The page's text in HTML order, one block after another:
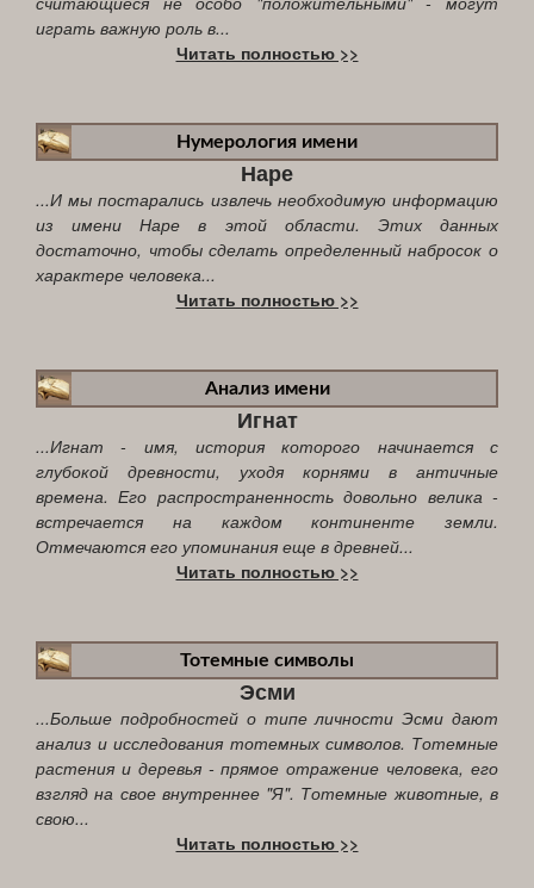
играть важную роль в...
Читать полностью >>
Нумерология имени
Наре
...И мы постарались извлечь необходимую информацию
из имени Наре в этой области. Этих данных
достаточно, чтобы сделать определенный набросок о
характере человека...
Читать полностью >>
Анализ имени
Игнат
...Игнат - имя, история которого начинается с
глубокой древности, уходя корнями в античные
времена. Его распространенность довольно велика -
встречается на каждом континенте земли.
Отмечаются его упоминания еще в древней...
Читать полностью >>
Тотемные символы
Эсми
...Больше подробностей о типе личности Эсми дают
анализ и исследования тотемных символов. Тотемные
растения и деревья - прямое отражение человека, его
взгляд на свое внутреннее "Я". Тотемные животные, в
свою...
Читать полностью >>